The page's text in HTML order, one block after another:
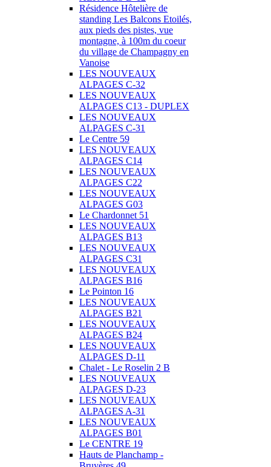
Résidence Hôtelière de
standing Les Balcons Etoilés,
aux pieds des pistes, vue
montagne, à 100m du coeur
du village de Champagny en
Vanoise
LES NOUVEAUX
ALPAGES C-32
LES NOUVEAUX
ALPAGES C13 - DUPLEX
LES NOUVEAUX
ALPAGES C-31
Le Centre 59
LES NOUVEAUX
ALPAGES C14
LES NOUVEAUX
ALPAGES C22
LES NOUVEAUX
ALPAGES G03
Le Chardonnet 51
LES NOUVEAUX
ALPAGES B13
LES NOUVEAUX
ALPAGES C31
LES NOUVEAUX
ALPAGES B16
Le Pointon 16
LES NOUVEAUX
ALPAGES B21
LES NOUVEAUX
ALPAGES B24
LES NOUVEAUX
ALPAGES D-11
Chalet - Le Roselin 2 B
LES NOUVEAUX
ALPAGES D-23
LES NOUVEAUX
ALPAGES A-31
LES NOUVEAUX
ALPAGES B01
Le CENTRE 19
Hauts de Planchamp -